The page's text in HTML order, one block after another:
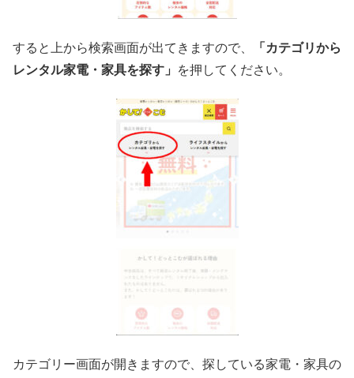
すると上から検索画面が出てきますので、
「カテゴリから
レンタル家電・家具を探す」
を押してください。
カテゴリー画面が開きますので、探している家電・家具の